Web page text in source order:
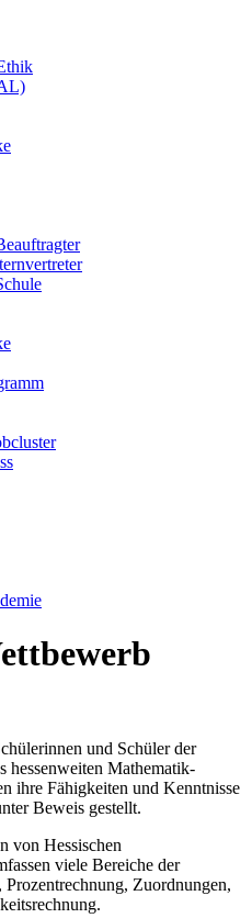
und Schüler der
hessenweiten Mathematik-
ihre Fähigkeiten und Kenntnisse
Beweis gestellt.
von Hessischen
viele Bereiche der
Zuordnungen,